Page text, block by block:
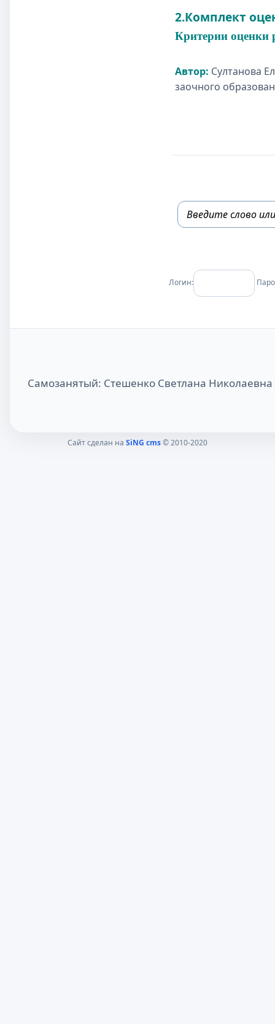
2.Комплект
Критерии оценки
Автор: Султанова
заочного
Логин:
Самозанятый: Стешенко Светлана
Сайт сделан на SiNG cms© 2010-2020